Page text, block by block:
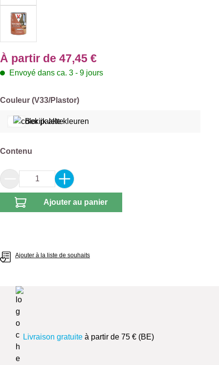
À partir de 47,45 €
Envoyé dans ca. 3 - 9 jours
Sélectionnez
Couleur (V33/Plastor)
Bekijk alle kleuren
Sélectionnez
Contenu
Quantité de produit : Entrez la quantité
Ajouter au panier
Ajouter à la liste de souhaits
Livraison gratuite à partir de 75 € (BE)